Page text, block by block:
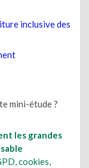
inclusive des
mini-étude ?
les grandes
cookies,